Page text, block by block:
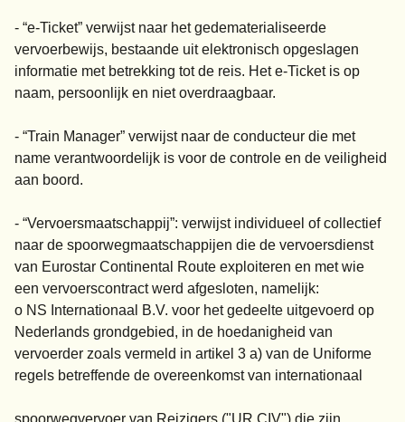
- “e-Ticket” verwijst naar het gedematerialiseerde
vervoerbewijs, bestaande uit elektronisch opgeslagen
informatie met betrekking tot de reis. Het e-Ticket is op
naam, persoonlijk en niet overdraagbaar.
- “Train Manager” verwijst naar de conducteur die met
name verantwoordelijk is voor de controle en de veiligheid
aan boord.
- “Vervoersmaatschappij”: verwijst individueel of collectief
naar de spoorwegmaatschappijen die de vervoersdienst
van Eurostar Continental Route exploiteren en met wie
een vervoerscontract werd afgesloten, namelijk:
o NS Internationaal B.V. voor het gedeelte uitgevoerd op
Nederlands grondgebied, in de hoedanigheid van
vervoerder zoals vermeld in artikel 3 a) van de Uniforme
regels betreffende de overeenkomst van internationaal
spoorwegvervoer van Reizigers ("UR CIV") die zijn